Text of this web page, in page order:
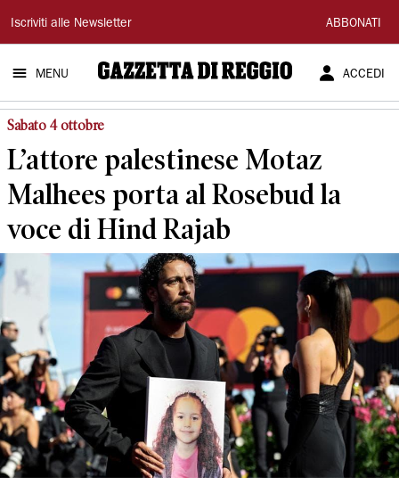
Gazzetta
di
Reggio
Iscriviti alle Newsletter ABBONATI
MENU ACCEDI
Sabato 4 ottobre
L’attore palestinese Motaz
Malhees porta al Rosebud la
voce di Hind Rajab